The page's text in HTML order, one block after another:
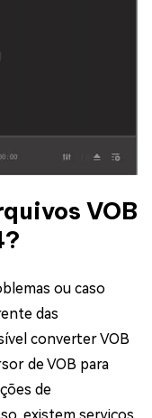
VOB
ou caso
das
converter VOB
de VOB para
de